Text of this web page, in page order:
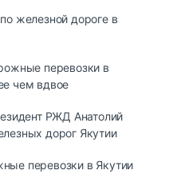
и
железной дороге в
перевозки в
чем вдвое
РЖД Анатолий
дорог Якутии
перевозки в Якутии